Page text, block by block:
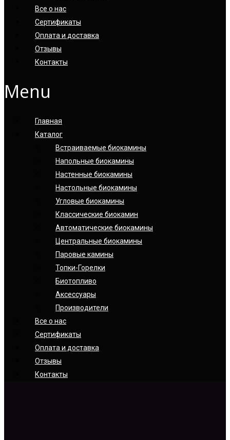
Все о нас
Сертификаты
Оплата и доставка
Отзывы
Контакты
Menu
Главная
Каталог
Встраиваемые биокамины
Напольные биокамины
Настенные биокамины
Настoльные биокамины
Угловые биокамины
Классические биокамин
Автоматические биокамины
Центральные биокамины
Паровые камины
Топки-Горелки
Биотопливо
Аксессуары
Производители
Все о нас
Сертификаты
Оплата и доставка
Отзывы
Контакты